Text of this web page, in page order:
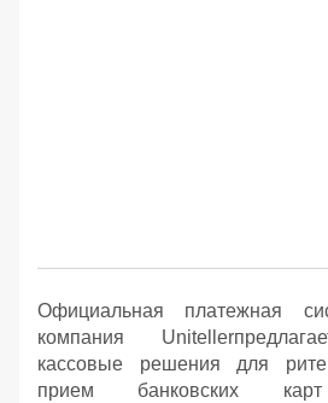
Официальная платежная
компания
кассовые решения для
прием банковских